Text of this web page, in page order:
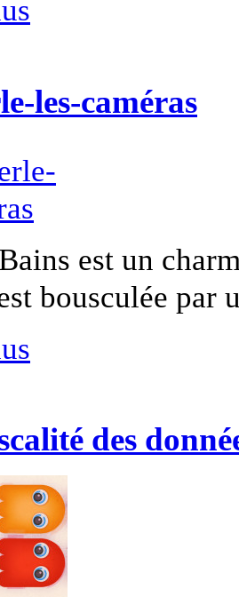
les-caméras
est un
bousculée par
des